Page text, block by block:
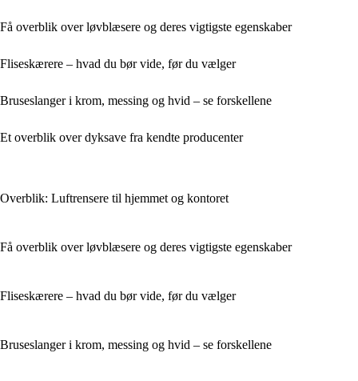
Få overblik over løvblæsere og deres vigtigste egenskaber
Fliseskærere – hvad du bør vide, før du vælger
Bruseslanger i krom, messing og hvid – se forskellene
Et overblik over dyksave fra kendte producenter
Overblik: Luftrensere til hjemmet og kontoret
Få overblik over løvblæsere og deres vigtigste egenskaber
Fliseskærere – hvad du bør vide, før du vælger
Bruseslanger i krom, messing og hvid – se forskellene